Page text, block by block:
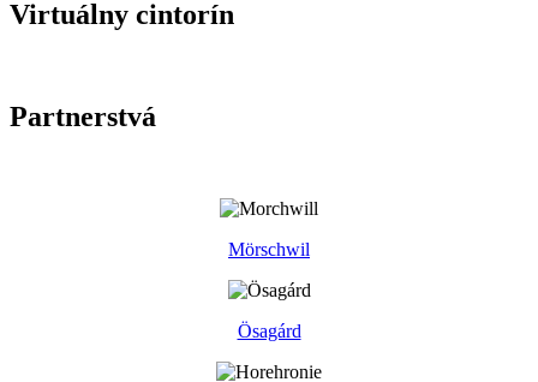
Virtuálny cintorín
Partnerstvá
Mörschwil
Ösagárd